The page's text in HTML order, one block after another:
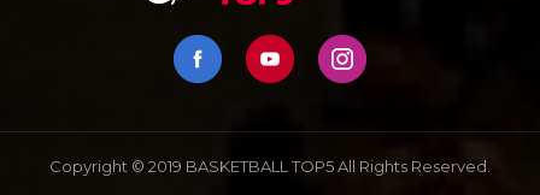
Copyright © 2019 BASKETBALL TOP5 All Rights Reserved.